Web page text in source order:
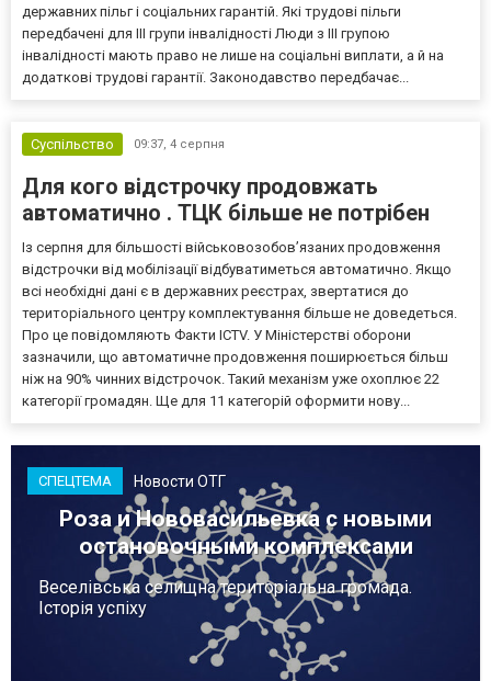
державних пільг і соціальних гарантій. Які трудові пільги
передбачені для III групи інвалідності Люди з III групою
інвалідності мають право не лише на соціальні виплати, а й на
додаткові трудові гарантії. Законодавство передбачає...
Суспільство 09:37, 4 серпня
Для кого відстрочку продовжать
автоматично . ТЦК більше не потрібен
Із серпня для більшості військовозобов’язаних продовження
відстрочки від мобілізації відбуватиметься автоматично. Якщо
всі необхідні дані є в державних реєстрах, звертатися до
територіального центру комплектування більше не доведеться.
Про це повідомляють Факти ICTV. У Міністерстві оборони
зазначили, що автоматичне продовження поширюється більш
ніж на 90% чинних відстрочок. Такий механізм уже охоплює 22
категорії громадян. Ще для 11 категорій оформити нову...
СПЕЦТЕМА Новости ОТГ
Роза и Нововасильевка с новыми
остановочными комплексами
Веселівська селищна територіальна громада.
Історія успіху